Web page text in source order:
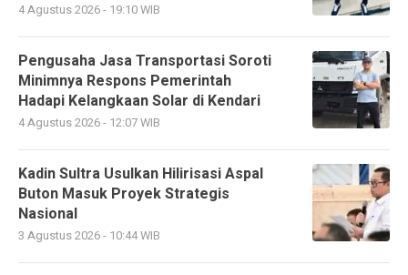
4 Agustus 2026 - 19:10 WIB
Pengusaha Jasa Transportasi Soroti
Minimnya Respons Pemerintah
Hadapi Kelangkaan Solar di Kendari
4 Agustus 2026 - 12:07 WIB
Kadin Sultra Usulkan Hilirisasi Aspal
Buton Masuk Proyek Strategis
Nasional
3 Agustus 2026 - 10:44 WIB